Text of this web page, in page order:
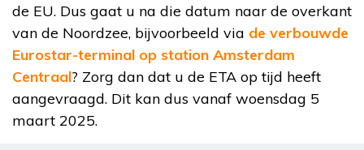
de EU. Dus gaat u na die datum naar de overkant
van de Noordzee, bijvoorbeeld via de verbouwde
Eurostar-terminal op station Amsterdam
Centraal? Zorg dan dat u de ETA op tijd heeft
aangevraagd. Dit kan dus vanaf woensdag 5
maart 2025.